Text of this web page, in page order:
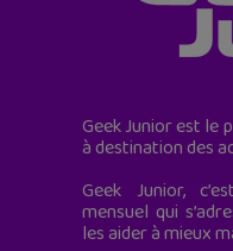
Geek Junior est le
à destination des
Geek Junior,
mensuel qui
les aider à mieux